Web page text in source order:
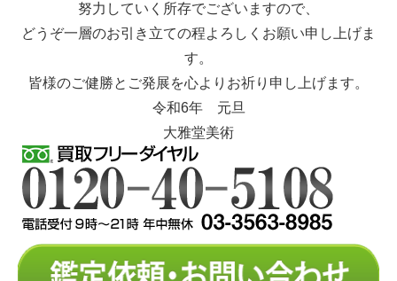
努力していく所存でございますので、
どうぞ一層のお引き立ての程よろしくお願い申し上げま
す。
皆様のご健勝とご発展を心よりお祈り申し上げます。
令和6年 元旦
大雅堂美術